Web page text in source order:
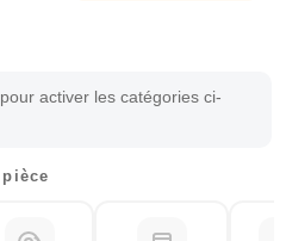
activer les catégories ci-